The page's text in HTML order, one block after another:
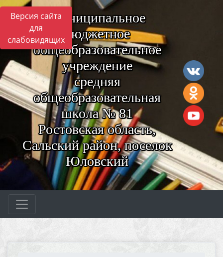
Версия сайта
для
слабовидящих
Муниципальное
бюджетное
общеобразовательное
учреждение
средняя
общеобразовательная
школа № 81
Ростовская область,
Сальский район, поселок
Юловский